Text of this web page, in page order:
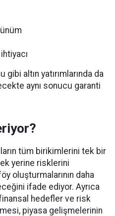
gibi altın yatırımlarında da
aynı sonucu garanti
tüm birikimlerini tek bir
yerine risklerini
oluşturmalarının daha
ifade ediyor. Ayrıca
finansal hedefler ve risk
piyasa gelişmelerinin